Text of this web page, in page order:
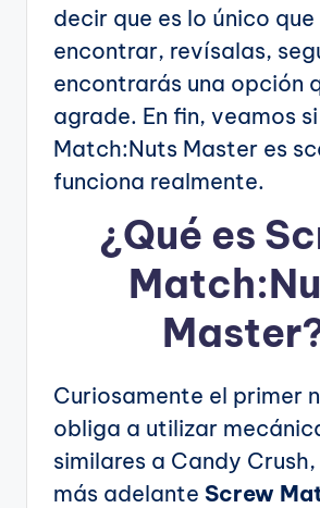
decir que es lo único
encontrar, revísalas,
encontrarás una opción
agrade. En fin, veamos
Match:Nuts Master es
funciona realmente.
¿Qué es
Curiosamente el primer
obliga a utilizar
similares a Candy Crush,
más adelante Screw